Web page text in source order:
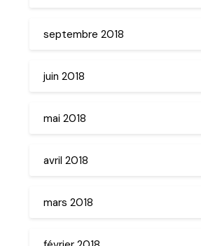
septembre 2018
juin 2018
mai 2018
avril 2018
mars 2018